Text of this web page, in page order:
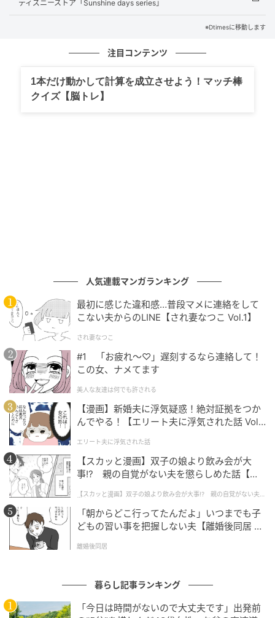
ラインナップは「DONALD BIRTHDAY 2026」と
ゆるいアートや遊び心あふれるデザインに愛らしさが
ゆるいアートや遊び心あふれるデザインが魅力！ディズニーストア「ドナルド
ダック」お誕生日コレクション
「ドナルドダック」のお誕生日を記念した、ゆるっと
脱力した「ドナルドダック」が愛らしい新コレクショ
ン「DONALD BIRTHDAY 2026」
とろけているようなポーズや、つぶらな瞳に癒やされ
る描き起こしアートを用いた、夏らしい涼しげなカラ
ーのコレクションになっています。
「ドナルドダック」の上にちょこんと乗った脱力ポー
ディズニーストア「Sunshine days series」
※Dtimesに移動します
注目コンテンツ
1本だけ動かして計算を成立させよう！マッチ棒
クイズ【脳トレ】
人気連載マンガランキング
最初に感じた違和感…普段マメに連絡をして
こない夫からのLINE【され妻なつこ Vol.1】
され妻なつこ
#1 「お疲れ〜♡」遅刻するなら連絡して！
この女、ナメてます
美人な友達は何でも許される
【漫画】新婚夫に浮気疑惑！絶対証拠をつか
んでやる！【エリート夫に浮気された話 Vol.
エリート夫に浮気された話
【スカッと漫画】双子の娘より飲み会が大
事!? 親の自覚がない夫を懲らしめた話【第1
【スカッと漫画】双子の娘より飲み会が大事!? 親の自覚がない夫を
懲らしめた話
「朝からどこ行ってたんだよ」いつまでも子
どもの習い事を把握しない夫【離婚後同居 Vo
離婚後同居
暮らし記事ランキング
「今日は時間がないので大丈夫です」出発前